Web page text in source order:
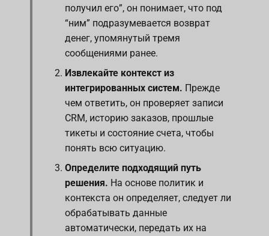
получил его”, он понимает, что под
“ним” подразумевается возврат
денег, упомянутый тремя
сообщениями ранее.
Извлекайте контекст из
интегрированных систем. Прежде
чем ответить, он проверяет записи
CRM, историю заказов, прошлые
тикеты и состояние счета, чтобы
понять всю ситуацию.
Определите подходящий путь
решения. На основе политик и
контекста он определяет, следует ли
обрабатывать данные
автоматически, передать их на